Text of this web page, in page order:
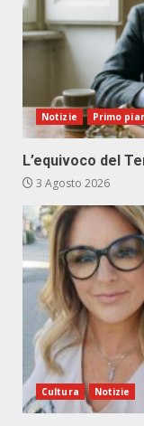
Notizie Primo
L’equivoco del
3 Agosto 2026
Cultura Notizie